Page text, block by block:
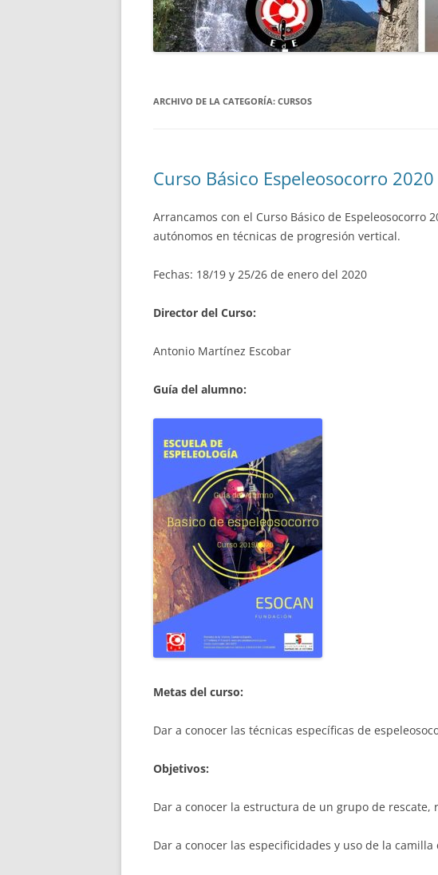
PROTECCIÓN DE DATOSCICLO FINAL EN DESCENSO DE
BARRANCOS
EN MEDIA MONTAÑA
MIDE ESPELEO
ARCHIVO DE LA CATEGORÍA: CURSOS
Curso Básico Espeleosocorro 2020
Arrancamos con el Curso Básico de Espeleosocorro
autónomos en técnicas de progresión vertical.
Fechas: 18/19 y 25/26 de enero del 2020
Director del Curso:
Antonio Martínez Escobar
Guía del alumno:
Metas del curso:
Dar a conocer las técnicas específicas de
Objetivos:
Dar a conocer la estructura de un grupo de rescate,
Dar a conocer las especificidades y uso de la camilla